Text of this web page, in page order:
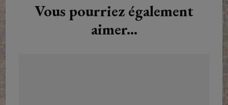
Vous pourriez également
aimer...